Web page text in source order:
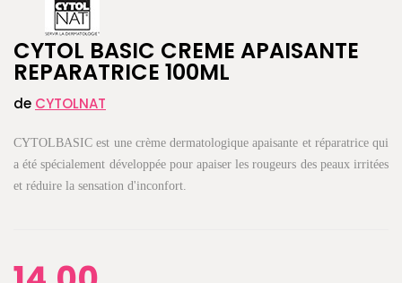
CYTOL BASIC CREME APAISANTE
REPARATRICE 100ML
de CYTOLNAT
CYTOLBASIC est une crème dermatologique apaisante et réparatrice qui
a été spécialement développée pour apaiser les rougeurs des peaux irritées
et réduire la sensation d'inconfort.